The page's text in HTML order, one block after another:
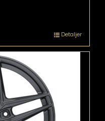
Detaljer